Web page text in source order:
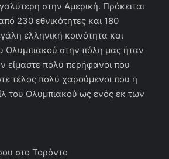
στην Αμερική. Πρόκειται
230 εθνικότητες και 180
ελληνική κοινότητα και
Ολυμπιακού στην πόλη μας ήταν
είμαστε πολύ περήφανοι που
τέλος πολύ χαρούμενοι που η
του Ολυμπιακού ως ενός εκ των
στο Τορόντο